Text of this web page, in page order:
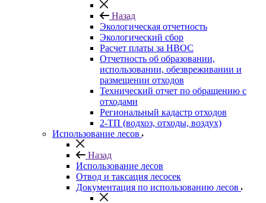
Назад
Экологическая отчетность
Экологический сбор
Расчет платы за НВОС
Отчетность об образовании,
использовании, обезвреживании и
размещении отходов
Технический отчет по обращению с
отходами
Региональный кадастр отходов
2-ТП (водхоз, отходы, воздух)
Использование лесов
Назад
Использование лесов
Отвод и таксация лесосек
Документация по использованию лесов